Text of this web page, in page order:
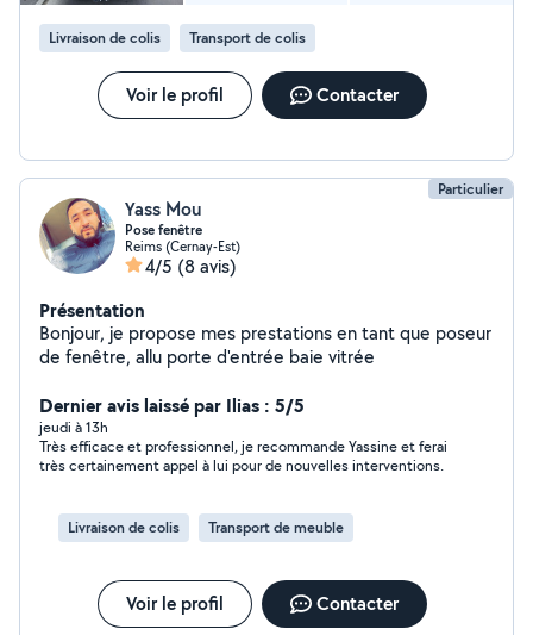
Livraison de colis Transport de colis
Voir le profil Contacter
Particulier
Yass Mou
Pose fenêtre
Reims (Cernay-Est)
4/5 (8 avis)
Présentation
Bonjour, je propose mes prestations en tant que poseur
de fenêtre, allu porte d'entrée baie vitrée
Dernier avis laissé par Ilias : 5/5
jeudi à 13h
Très efficace et professionnel, je recommande Yassine et ferai
très certainement appel à lui pour de nouvelles interventions.
Livraison de colis Transport de meuble
Voir le profil Contacter